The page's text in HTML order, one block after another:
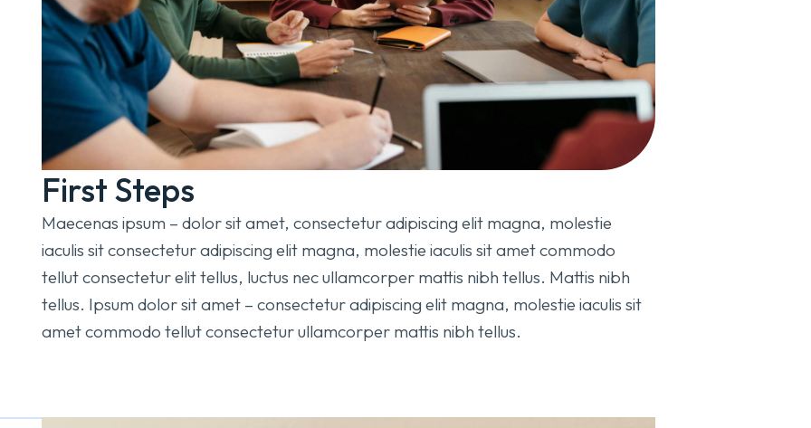
First Steps
Maecenas ipsum – dolor sit amet, consectetur adipiscing elit magna, molestie
iaculis sit consectetur adipiscing elit magna, molestie iaculis sit amet commodo
tellut consectetur elit tellus, luctus nec ullamcorper mattis nibh tellus. Mattis nibh
tellus. Ipsum dolor sit amet – consectetur adipiscing elit magna, molestie iaculis sit
amet commodo tellut consectetur ullamcorper mattis nibh tellus.